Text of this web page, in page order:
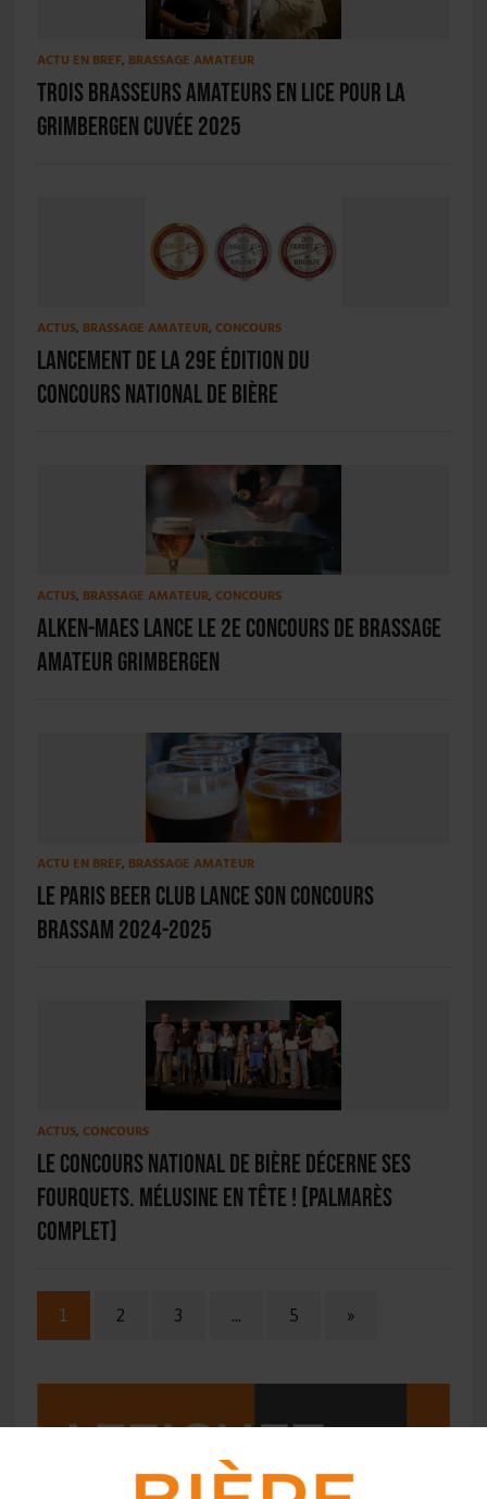
ACTU EN BREF, BRASSAGE AMATEUR
Trois brasseurs amateurs en lice pour la
Grimbergen Cuvée 2025
ACTUS, BRASSAGE AMATEUR, CONCOURS
Lancement de la 29e édition du
Concours National de bière
ACTUS, BRASSAGE AMATEUR, CONCOURS
Alken-Maes lance le 2e concours de brassage
amateur Grimbergen
ACTU EN BREF, BRASSAGE AMATEUR
Le Paris Beer Club lance son concours
brassam 2024-2025
ACTUS, CONCOURS
Le Concours national de bière décerne ses
fourquets. Mélusine en tête ! [PALMARÈS
COMPLET]
1 2 3 … 5 »